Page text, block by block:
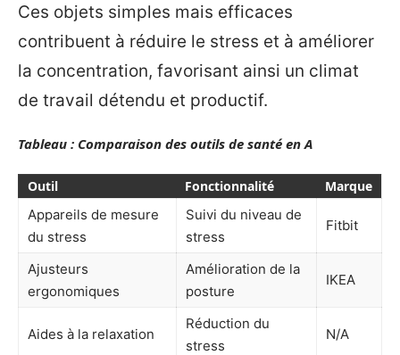
Ces objets simples mais efficaces
contribuent à réduire le stress et à améliorer
la concentration, favorisant ainsi un climat
de travail détendu et productif.
Tableau : Comparaison des outils de santé en A
Outil Fonctionnalité
Marque
Appareils de mesure
du stress
Suivi du niveau de
stress
Fitbit
Ajusteurs
ergonomiques
Amélioration de la
posture
IKEA
Aides à la relaxation
Réduction du
stress
N/A